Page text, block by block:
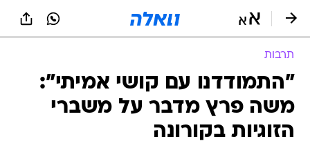
תרבות
"התמודדנו עם קושי אמיתי":
משה פרץ מדבר על משברי
הזוגיות בקורונה